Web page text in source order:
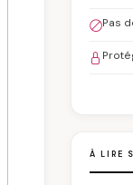
Pas
À LIRE